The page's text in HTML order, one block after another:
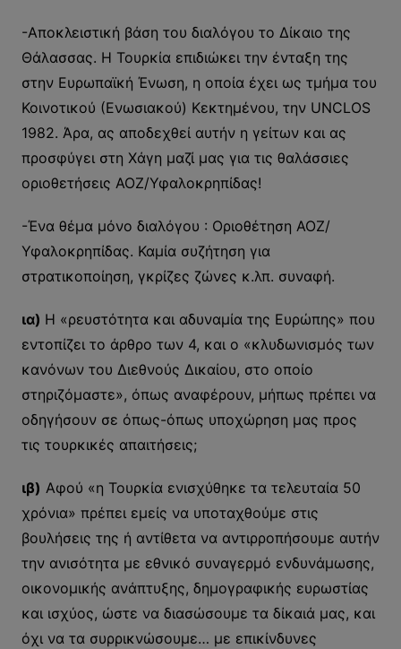
-Αποκλειστική βάση του διαλόγου το Δίκαιο της
Θάλασσας. Η Τουρκία επιδιώκει την ένταξη της
στην Ευρωπαϊκή Ένωση, η οποία έχει ως τμήμα του
Κοινοτικού (Ενωσιακού) Κεκτημένου, την UNCLOS
1982. Άρα, ας αποδεχθεί αυτήν η γείτων και ας
προσφύγει στη Χάγη μαζί μας για τις θαλάσσιες
οριοθετήσεις ΑΟΖ/Υφαλοκρηπίδας!
-Ένα θέμα μόνο διαλόγου : Οριοθέτηση ΑΟΖ/
Υφαλοκρηπίδας. Καμία συζήτηση για
στρατικοποίηση, γκρίζες ζώνες κ.λπ. συναφή.
ια) Η «ρευστότητα και αδυναμία της Ευρώπης» που
εντοπίζει το άρθρο των 4, και ο «κλυδωνισμός των
κανόνων του Διεθνούς Δικαίου, στο οποίο
στηριζόμαστε», όπως αναφέρουν, μήπως πρέπει να
οδηγήσουν σε όπως-όπως υποχώρηση μας προς
τις τουρκικές απαιτήσεις;
ιβ) Αφού «η Τουρκία ενισχύθηκε τα τελευταία 50
χρόνια» πρέπει εμείς να υποταχθούμε στις
βουλήσεις της ή αντίθετα να αντιρροπήσουμε αυτήν
την ανισότητα με εθνικό συναγερμό ενδυνάμωσης,
οικονομικής ανάπτυξης, δημογραφικής ευρωστίας
και ισχύος, ώστε να διασώσουμε τα δίκαιά μας, και
όχι να τα συρρικνώσουμε… με επικίνδυνες